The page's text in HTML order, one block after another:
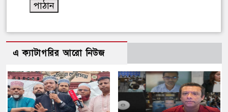
এ ক্যাটাগরির আরো নিউজ